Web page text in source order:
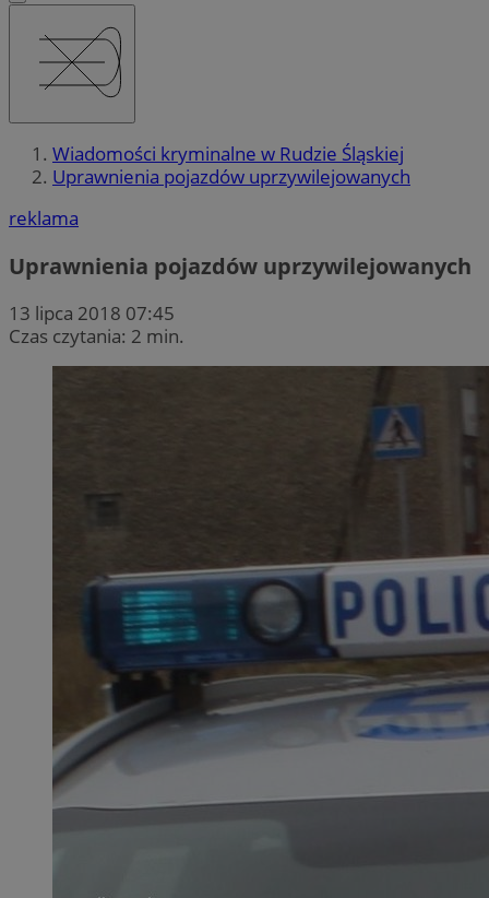
Wiadomości kryminalne w Rudzie Śląskiej
Uprawnienia pojazdów uprzywilejowanych
reklama
Uprawnienia pojazdów uprzywilejowanych
13 lipca 2018 07:45
Czas czytania: 2 min.